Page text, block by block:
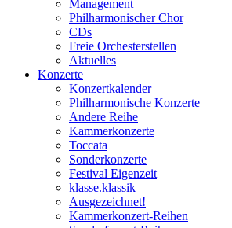
Management
Philharmonischer Chor
CDs
Freie Orchesterstellen
Aktuelles
Konzerte
Konzertkalender
Philharmonische Konzerte
Andere Reihe
Kammerkonzerte
Toccata
Sonderkonzerte
Festival Eigenzeit
klasse.klassik
Ausgezeichnet!
Kammerkonzert-Reihen